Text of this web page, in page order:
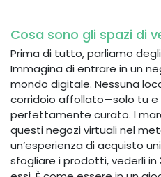
Cosa sono gli spazi di
Prima di tutto, parliamo degli
Immagina di entrare in un
mondo digitale. Nessuna
corridoio affollato—solo tu e
perfettamente curato. I
questi negozi virtuali nel
un’esperienza di acquisto
sfogliare i prodotti, vederli